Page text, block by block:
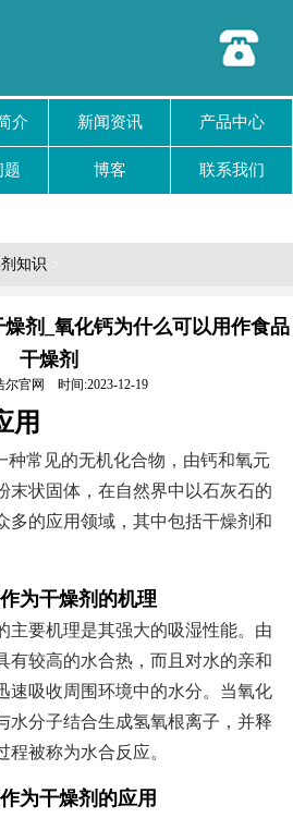
介 新闻资讯 产品中心
题 博客 联系我们
知识
剂_氧化钙为什么可以用作食品
干燥剂
尔官网 时间:2023-12-19
用
种常见的无机化合物，由钙和氧元
末状固体，在自然界中以石灰石的
多的应用领域，其中包括干燥剂和
为干燥剂的机理
主要机理是其强大的吸湿性能。由
有较高的水合热，而且对水的亲和
速吸收周围环境中的水分。当氧化
水分子结合生成氢氧根离子，并释
程被称为水合反应。
为干燥剂的应用